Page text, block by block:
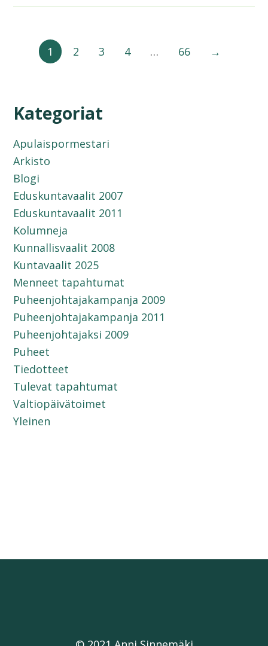
1 2 3 4 … 66 →
Kategoriat
Apulaispormestari
Arkisto
Blogi
Eduskuntavaalit 2007
Eduskuntavaalit 2011
Kolumneja
Kunnallisvaalit 2008
Kuntavaalit 2025
Menneet tapahtumat
Puheenjohtajakampanja 2009
Puheenjohtajakampanja 2011
Puheenjohtajaksi 2009
Puheet
Tiedotteet
Tulevat tapahtumat
Valtiopäivätoimet
Yleinen